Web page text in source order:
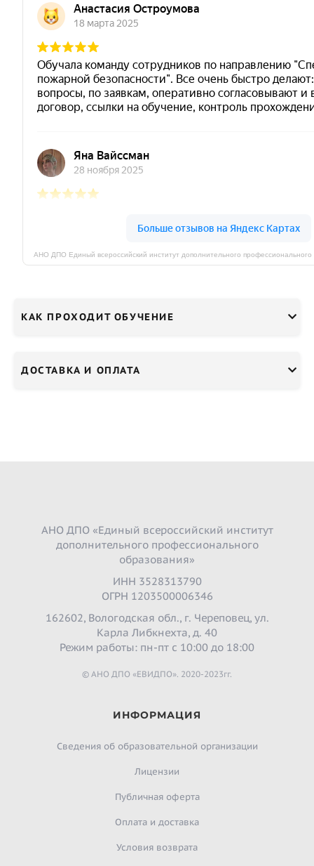
КАК ПРОХОДИТ ОБУЧЕНИЕ
ДОСТАВКА И ОПЛАТА
АНО ДПО «Единый всероссийский институт
дополнительного профессионального
образования»
ИНН 3528313790
ОГРН 1203500006346
162602, Вологодская обл., г. Череповец, ул.
Карла Либкнехта, д. 40
Режим работы: пн-пт с 10:00 до 18:00
© АНО ДПО «ЕВИДПО». 2020-2023гг.
ИНФОРМАЦИЯ
Сведения об образовательной организации
Лицензии
Публичная оферта
Оплата и доставка
Условия возврата